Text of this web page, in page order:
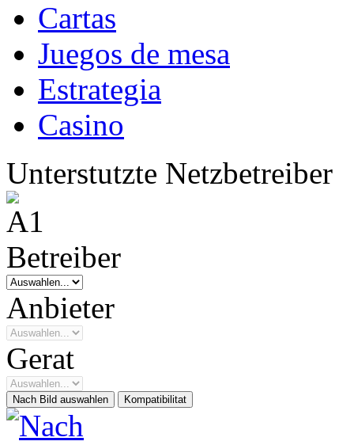
Cartas
Juegos de mesa
Estrategia
Casino
Unterstutzte Netzbetreiber
Betreiber
Anbieter
Gerat